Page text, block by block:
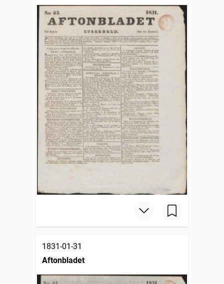
1831-01-31
Aftonbladet